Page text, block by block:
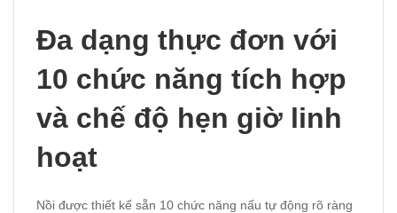
Đa dạng thực đơn với
10 chức năng tích hợp
và chế độ hẹn giờ linh
hoạt
Nồi được thiết kế sẵn 10 chức năng nấu tự động rõ ràng